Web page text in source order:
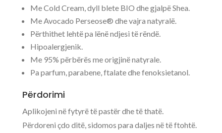
Me Cold Cream, dyll blete BIO dhe gjalpë Shea.
Me Avocado Perseose® dhe vajra natyralë.
Përthithet lehtë pa lënë ndjesi të rëndë.
Hipoalergjenik.
Me 95% përbërës me origjinë natyrale.
Pa parfum, parabene, ftalate dhe fenoksietanol.
Përdorimi
Aplikojeni në fytyrë të pastër dhe të thatë.
Përdoreni çdo ditë, sidomos para daljes në të ftohtë.